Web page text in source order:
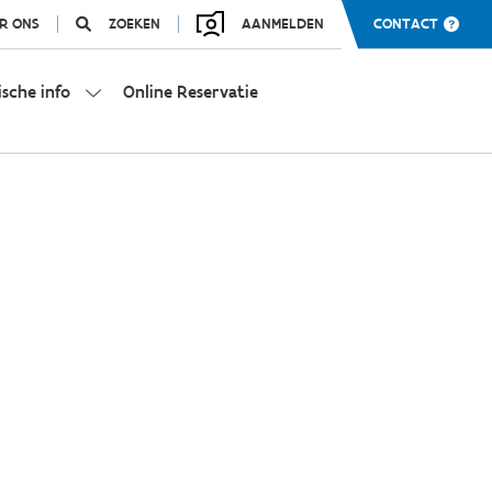
ONS ZOEKEN AANMELDEN CONTACT
info Online Reservatie